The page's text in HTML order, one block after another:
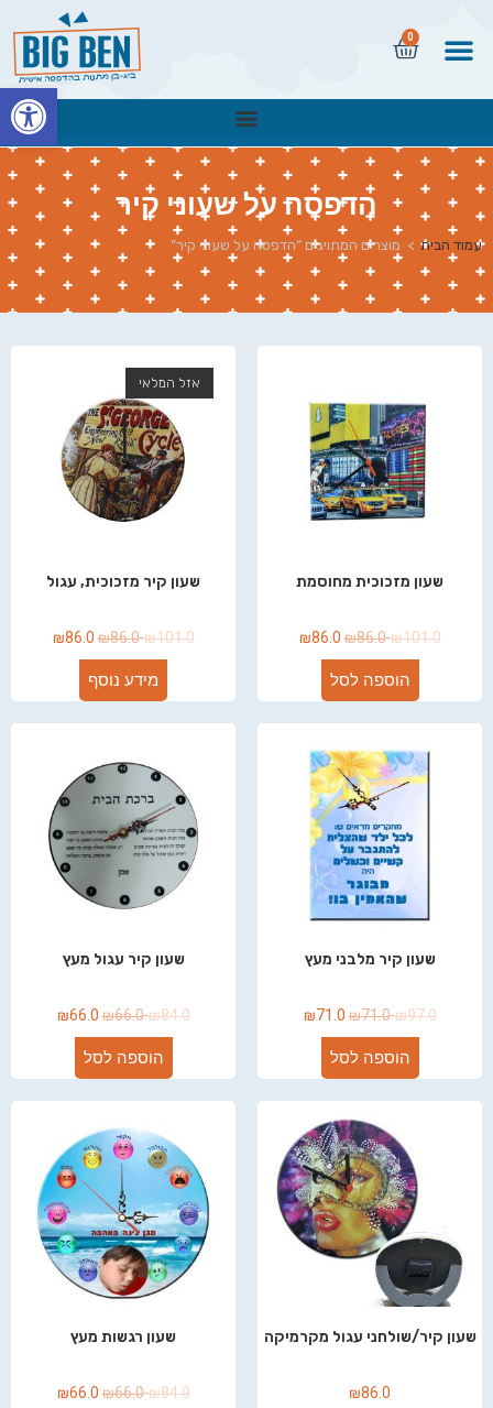
0
הדפסה על שעוני קיר
עמוד הבית > מוצרים המתויגים “הדפסה על שעוני קיר”
שעון מזכוכית מחוסמת
₪101.0
₪86.0
₪86.0
הוספה לסל
אזל המלאי
שעון קיר מזכוכית, עגול
₪101.0
₪86.0
₪86.0
מידע נוסף
שעון קיר מלבני מעץ
₪97.0
₪71.0
₪71.0
הוספה לסל
שעון קיר עגול מעץ
₪84.0
₪66.0
₪66.0
הוספה לסל
שעון קיר/שולחני עגול מקרמיקה
₪86.0
שעון רגשות מעץ
₪84.0
₪66.0
₪66.0